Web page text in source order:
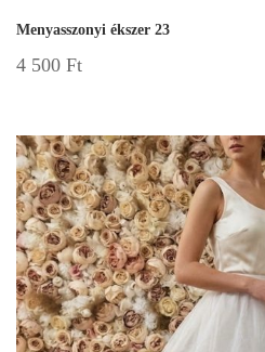
Menyasszonyi ékszer 23
4 500 Ft